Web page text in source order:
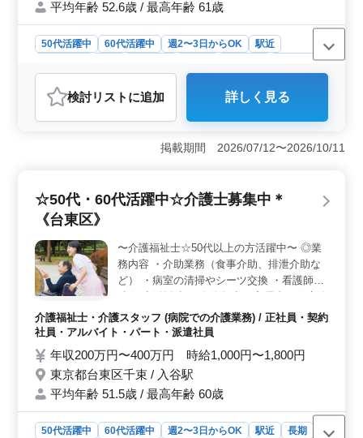
平均年齢 52.6歳 / 最高年齢 61歳
50代活躍中 60代活躍中 週2〜3日からOK
駅近
派遣社員
介護福祉士・介護スタッフ
おすすめポイント
＜働きやすさ＞ 駅徒歩圏内で通勤が便利なだけでな
く、週2〜3日からの柔軟な勤務スケジュールが可能で
す。これにより家庭や他の活動と両立しながら働くこと
介助などの介助業務からリハビリテーションサポートや
書類作成まで多岐にわたる業務を経験することでスキル
す。 ＜福利厚生＞ 週休2日制や年間休日113日、有
給休暇など働きやすい環境を整えています。さらに雇
用・労災・健康・厚生などの福利厚生も充実しており、
長期間安定して働ける環境を提供しています。
検討リスト に追加 詳しく見る
掲載期間 2026/07/12〜2026/10/11
☆50代・60代活躍中☆介護士募集中＊
《台東区》
〜介護福祉士☆50代以上の方活躍中〜 ◎業
務内容 ・介助業務（食事介助、排泄介助な
ど） ・病室の清掃やシーツ交換 ・看護師補
理 ・身体機能の維持・回復サポート ・介護
記録作成 ・申し送り ◎備考 ＊シフト制(週3
費支給 ◯皆様からのご応募お待ちしており
ます！
介護福祉士・介護スタッフ (病院での介護業務) / 正社員・契約
社員・アルバイト・パート・派遣社員
年収200万円〜400万円 時給1,000円〜1,800円
東京都台東区千束 / 入谷駅
平均年齢 51.5歳 / 最高年齢 60歳
50代活躍中 60代活躍中 週2〜3日からOK 駅近
長期